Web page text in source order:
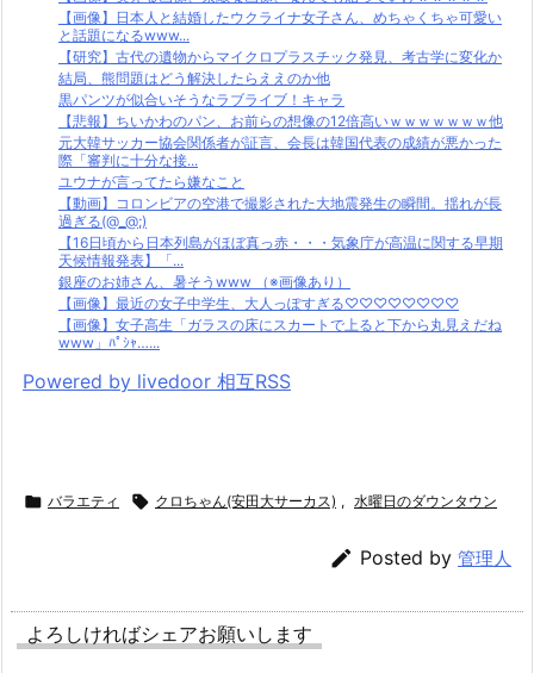
【画像】日本人と結婚したウクライナ女子さん、めちゃくちゃ可愛い
と話題になるwww...
【研究】古代の遺物からマイクロプラスチック発見、考古学に変化か
結局、熊問題はどう解決したらええのか他
黒パンツが似合いそうなラブライブ！キャラ
【悲報】ちいかわのパン、お前らの想像の12倍高いｗｗｗｗｗｗｗ他
元大韓サッカー協会関係者が証言、会長は韓国代表の成績が悪かった
際「審判に十分な接...
ユウナが言ってたら嫌なこと
【動画】コロンビアの空港で撮影された大地震発生の瞬間。揺れが長
過ぎる(@_@;)
【16日頃から日本列島がほぼ真っ赤・・・気象庁が高温に関する早期
天候情報発表】「...
銀座のお姉さん、暑そうwww （※画像あり）
【画像】最近の女子中学生、大人っぽすぎる♡♡♡♡♡♡♡♡
【画像】女子高生「ガラスの床にスカートで上ると下から丸見えだね
www」ﾊﾟｼｬ…...
Powered by livedoor 相互RSS
 バラエティ  クロちゃん(安田大サーカス) , 水曜日のダウンタウン
 Posted by 管理人
よろしければシェアお願いします